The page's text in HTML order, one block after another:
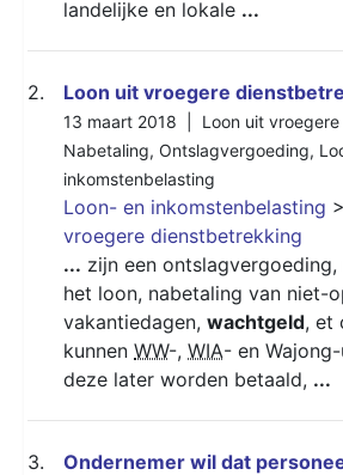
landelijke en lokale ...
2. Loon uit vroegere
13 maart 2018 | Loon uit
Nabetaling, Ontslagvergoeding,
inkomstenbelasting
Loon- en inkomstenbelasting >
vroegere dienstbetrekking
... zijn een
het loon, nabetaling van niet-
vakantiedagen, wachtgeld, et
kunnen WW-, WIA- en
deze later worden betaald, ...
3.
Ondernemer wil dat